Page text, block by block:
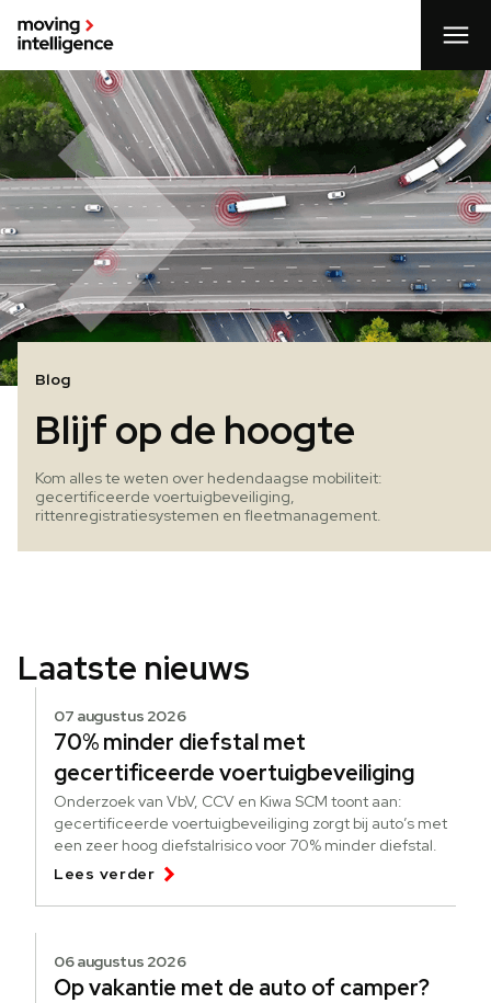
Blog
Blijf op de hoogte
Kom alles te weten over hedendaagse mobiliteit:
gecertificeerde voertuigbeveiliging,
rittenregistratiesystemen en fleetmanagement.
Laatste nieuws
07 augustus 2026
70% minder diefstal met
gecertificeerde voertuigbeveiliging
Onderzoek van VbV, CCV en Kiwa SCM toont aan:
gecertificeerde voertuigbeveiliging zorgt bij auto’s met
een zeer hoog diefstalrisico voor 70% minder diefstal.
Lees verder
06 augustus 2026
Op vakantie met de auto of camper?